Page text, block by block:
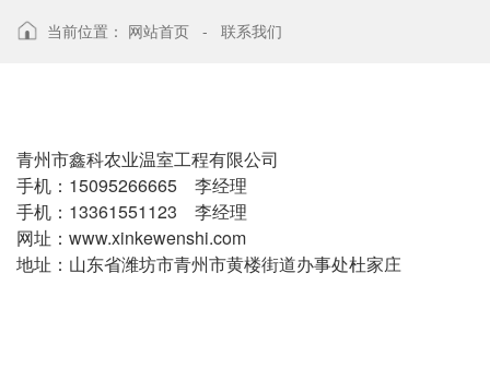
当前位置： 网站首页 - 联系我们
青州市鑫科农业温室工程有限公司
手机：15095266665 李经理
手机：13361551123 李经理
网址：www.xinkewenshi.com
地址：山东省潍坊市青州市黄楼街道办事处杜家庄